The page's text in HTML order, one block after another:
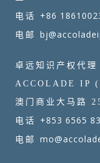
电话 +86
电邮
卓远知识产权代理
ACCOLADE IP
澳门商业大马路
电话 +853 6565
电邮